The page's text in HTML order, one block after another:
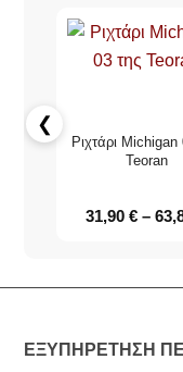
❮
Ριχτάρι Michigan
Teoran
31,90€ –
ΕΞΥΠΗΡΕΤΗΣΗ